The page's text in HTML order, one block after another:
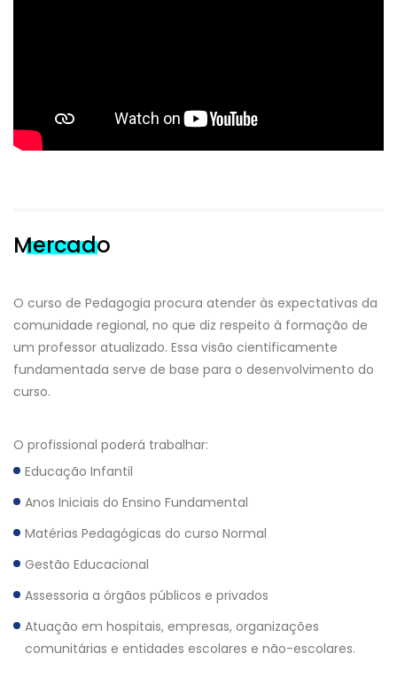
Mercado
O curso de Pedagogia procura atender às expectativas da
comunidade regional, no que diz respeito à formação de
um professor atualizado. Essa visão cientificamente
fundamentada serve de base para o desenvolvimento do
curso.
O profissional poderá trabalhar:
Educação Infantil
Anos Iniciais do Ensino Fundamental
Matérias Pedagógicas do curso Normal
Gestão Educacional
Assessoria a órgãos públicos e privados
Atuação em hospitais, empresas, organizações
comunitárias e entidades escolares e não-escolares.